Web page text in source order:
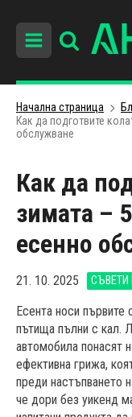
Начална страница
Как да подготвите
обслужване
Как да
зимата –
есенно
21. 10. 2025 СЪВЕТИ
Есента носи първите
пътища пълни с кал.
автомобила понасят
ефективна грижа,
преди настъпването
че дори без уикенд